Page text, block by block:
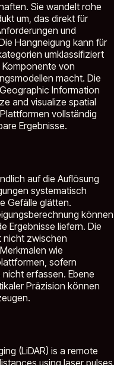
Sie wandelt rohe
um, das direkt für
und
Hangneigung kann für
umklassifiziert
von
macht. Die
Geographic Information
and visualize spatial
vollständig
Ergebnisse.
auf die Auflösung
systematisch
Gefälle glätten.
können
Ergebnisse liefern. Die
nicht zwischen
wie
sofern
erfassen. Ebene
Präzision können
(LiDAR) is a remote
using laser pulses